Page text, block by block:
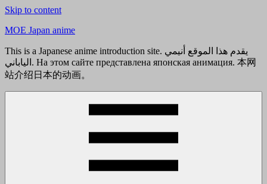
Skip to content
MOE Japan anime
This is a Japanese anime introduction site. يقدم هذا الموقع أنيمي
الياباني. На этом сайте представлена японская анимация. 本网
站介绍日本的动画。